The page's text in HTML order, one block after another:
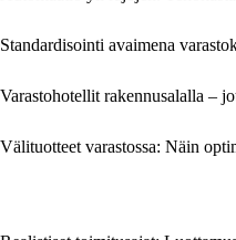
Standardisointi avaimena
Varastohotellit rakennusalalla –
Välituotteet varastossa: Näin